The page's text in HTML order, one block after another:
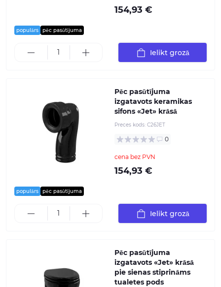
populārs pēc pasūtījuma
154,93 €
Ielikt grozā
populārs pēc pasūtījuma
Pēc pasūtījuma
izgatavots keramikas
sifons «Jet» krāsā
Preces kods: C26JET
0
cena bez PVN
154,93 €
Ielikt grozā
Pēc pasūtījuma
izgatavots «Jet» krāsā
pie sienas stiprināms
tualetes pods